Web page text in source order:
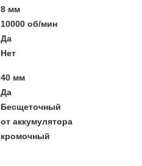
8 мм
10000 об/мин
Да
Нет
40 мм
Да
Бесщеточный
от аккумулятора
кромочный